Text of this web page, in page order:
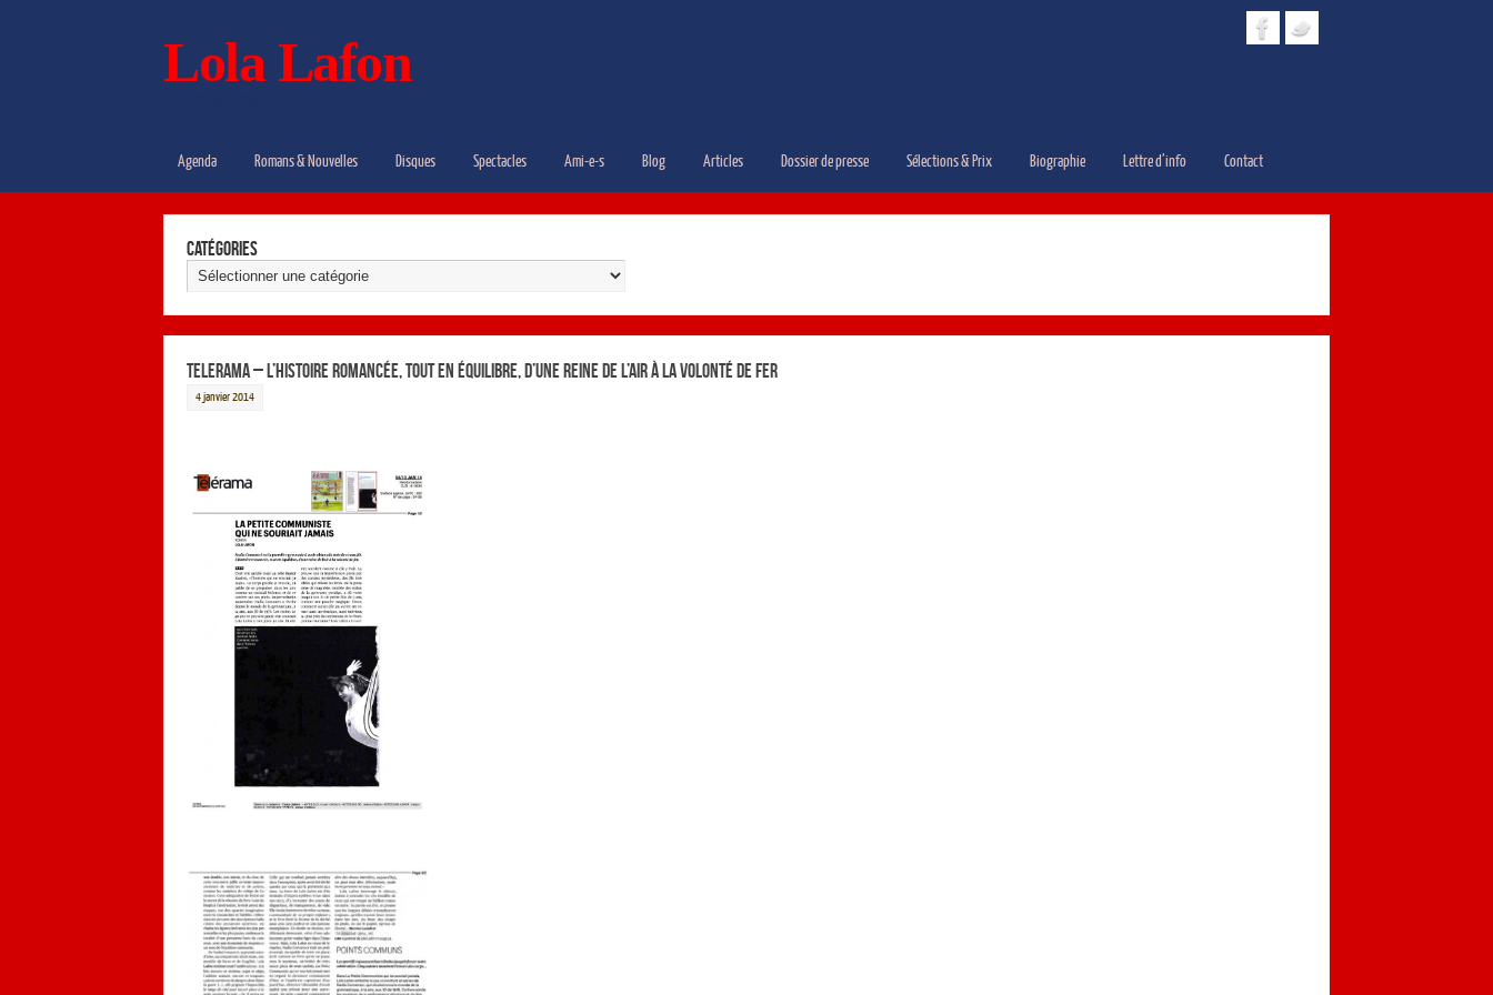
Lola Lafon
Agenda Romans & Nouvelles Disques Spectacles Ami-e-s Blog Articles Dossier de presse Sélections & Prix Biographie Lettre d’info Contact
Catégories
TELERAMA – L’histoire romancée, tout en équilibre, d’une reine de l’air à la volonté de fer
4 janvier 2014